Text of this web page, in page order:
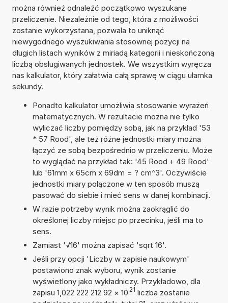
można również odnaleźć początkowo wyszukane
przeliczenie. Niezależnie od tego, która z możliwości
zostanie wykorzystana, pozwala to uniknąć
niewygodnego wyszukiwania stosownej pozycji na
długich listach wyników z miriadą kategorii i nieskończoną
liczbą obsługiwanych jednostek. We wszystkim wyręcza
nas kalkulator, który załatwia całą sprawę w ciągu ułamka
sekundy.
Ponadto kalkulator umożliwia stosowanie wyrażeń
matematycznych. W rezultacie można nie tylko
wyliczać liczby pomiędzy sobą, jak na przykład '53
* 57 Rood', ale też różne jednostki miary można
łączyć ze sobą bezpośrednio w przeliczeniu. Może
to wyglądać na przykład tak: '45 Rood + 49 Rood'
lub '61mm x 65cm x 69dm = ? cm^3'. Oczywiście
jednostki miary połączone w ten sposób muszą
pasować do siebie i mieć sens w danej kombinacji.
W razie potrzeby wynik można zaokrąglić do
określonej liczby miejsc po przecinku, jeśli ma to
sens.
Zamiast '√16' można zapisać 'sqrt 16'.
Jeśli przy opcji 'Liczby w zapisie naukowym'
postawiono znak wyboru, wynik zostanie
wyświetlony jako wykładniczy. Przykładowo, dla
zapisu 1,022 222 212 92 × 10 21 liczba zostanie